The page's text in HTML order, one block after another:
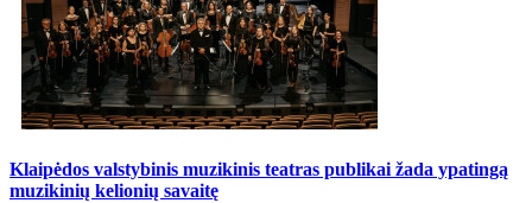
Klaipėdos valstybinis muzikinis teatras publikai žada ypatingą
muzikinių kelionių savaitę